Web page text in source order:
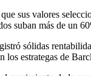
sus valores
suban más de un
sólidas
los estrategas de